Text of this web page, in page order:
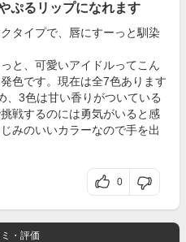
ぷるリップになれます
タイプで、唇にすーっと馴染
と、可愛いアイドルってこん
色です。現在は全7色あります
、3色は甘い香りがついている
戦するのには勇気がいると感
みのいいカラーなので手を出
0
・評価